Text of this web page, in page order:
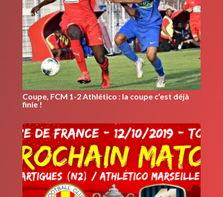
Coupe, FCM 1-2 Athlético : la coupe c’est déjà
finie !